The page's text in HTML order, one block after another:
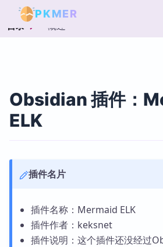
PKMER
目录 概述
Obsidian 插件：
ELK
插件名片
插件名称：Mermaid ELK
插件作者：keksnet
插件说明：这个插件还没经过